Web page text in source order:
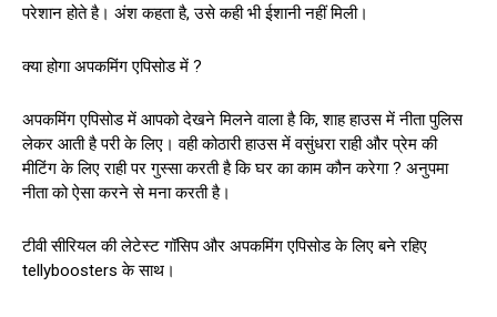
परेशान होते है। अंश कहता है, उसे कही भी ईशानी नहीं मिली।
क्या होगा अपकमिंग एपिसोड में ?
अपकमिंग एपिसोड में आपको देखने मिलने वाला है कि, शाह हाउस में नीता पुलिस
लेकर आती है परी के लिए। वही कोठारी हाउस में वसुंधरा राही और प्रेम की
मीटिंग के लिए राही पर गुस्सा करती है कि घर का काम कौन करेगा ? अनुपमा
नीता को ऐसा करने से मना करती है।
टीवी सीरियल की लेटेस्ट गॉसिप और अपकमिंग एपिसोड के लिए बने रहिए
tellyboosters के साथ।